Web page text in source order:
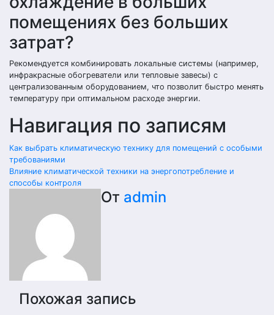
помещениях без больших
затрат?
Рекомендуется комбинировать локальные системы (например,
инфракрасные обогреватели или тепловые завесы) с
централизованным оборудованием, что позволит быстро менять
температуру при оптимальном расходе энергии.
Навигация по записям
Как выбрать климатическую технику для помещений с особыми
требованиями
Влияние климатической техники на энергопотребление и
способы контроля
От admin
Похожая запись